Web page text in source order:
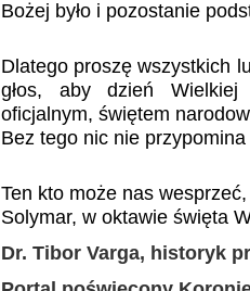
Bożej było i pozostanie
Dlatego proszę wszystkich
głos, aby dzień Wielkiej
oficjalnym, świętem
Bez tego nic nie
Ten kto może nas
Solymar, w oktawie święta
Dr. Tibor Varga, historyk